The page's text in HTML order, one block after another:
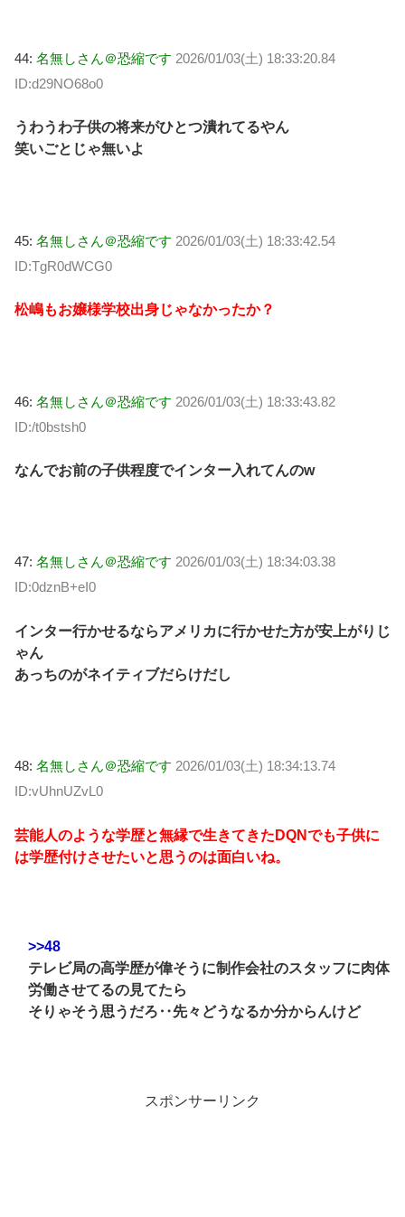
44: 名無しさん＠恐縮です 2026/01/03(土) 18:33:20.84
ID:d29NO68o0
うわうわ子供の将来がひとつ潰れてるやん
笑いごとじゃ無いよ
45: 名無しさん＠恐縮です 2026/01/03(土) 18:33:42.54
ID:TgR0dWCG0
松嶋もお嬢様学校出身じゃなかったか？
46: 名無しさん＠恐縮です 2026/01/03(土) 18:33:43.82
ID:/t0bstsh0
なんでお前の子供程度でインター入れてんのw
47: 名無しさん＠恐縮です 2026/01/03(土) 18:34:03.38
ID:0dznB+eI0
インター行かせるならアメリカに行かせた方が安上がりじ
ゃん
あっちのがネイティブだらけだし
48: 名無しさん＠恐縮です 2026/01/03(土) 18:34:13.74
ID:vUhnUZvL0
芸能人のような学歴と無縁で生きてきたDQNでも子供に
は学歴付けさせたいと思うのは面白いね。
>>48
テレビ局の高学歴が偉そうに制作会社のスタッフに肉体
労働させてるの見てたら
そりゃそう思うだろ‥先々どうなるか分からんけど
スポンサーリンク